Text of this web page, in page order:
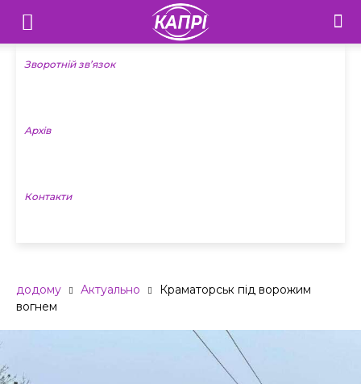
Телебачення
«Капрі»
Новини
Зворотній зв’язок
Архів
Контакти
додому Актуально
Краматорськ під ворожим
вогнем